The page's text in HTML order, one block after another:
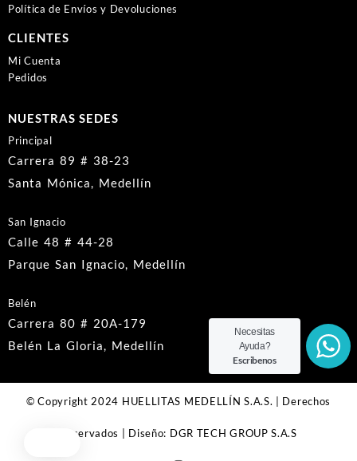
Política de Envíos y Devoluciones
CLIENTES
Mi Cuenta
Pedidos
NUESTRAS SEDES
Principal
Carrera 89 # 38-23
Santa Mónica, Medellín
San Ignacio
Calle 48 # 44-28
Parque San Ignacio, Medellín
Belén
Carrera 80 # 20A-179
Belén La Gloria, Medellín
© Copyright 2024 HUELLITAS MEDELLÍN S.A.S. | Derechos
Reservados | Diseño: DGR TECH GROUP S.A.S
Necesitas
Ayuda?
Escribenos